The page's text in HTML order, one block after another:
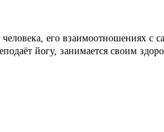
его взаимоотношениях с
йогу, занимается своим